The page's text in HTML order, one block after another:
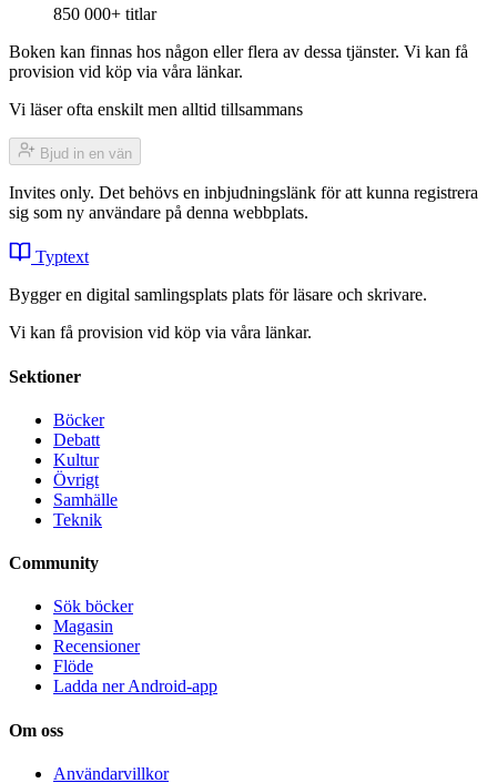
850 000+ titlar
Boken kan finnas hos någon eller flera av dessa tjänster. Vi kan få
provision vid köp via våra länkar.
Vi läser ofta enskilt men alltid tillsammans
Bjud in en vän
Invites only. Det behövs en inbjudningslänk för att kunna registrera
sig som ny användare på denna webbplats.
Typtext
Bygger en digital samlingsplats plats för läsare och skrivare.
Vi kan få provision vid köp via våra länkar.
Sektioner
Böcker
Debatt
Kultur
Övrigt
Samhälle
Teknik
Community
Sök böcker
Magasin
Recensioner
Flöde
Ladda ner Android-app
Om oss
Användarvillkor